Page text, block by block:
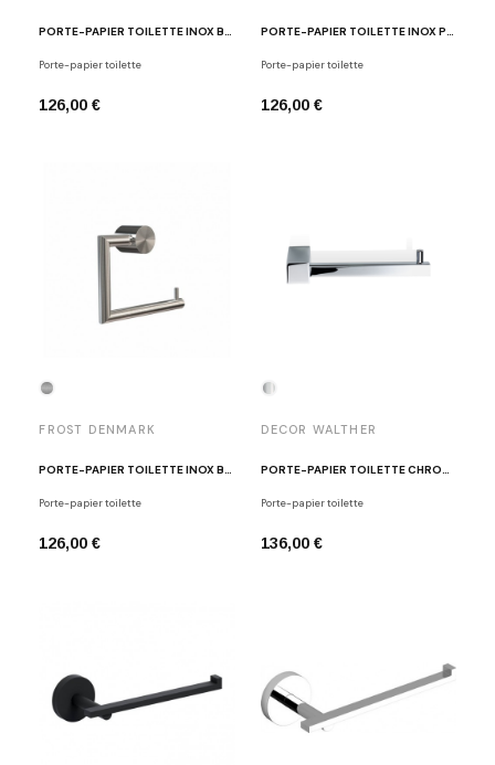
Porte-papier toilette
126,00 €
Porte-papier toilette
126,00 €
FROST DENMARK
PORTE-PAPIER TOILETTE INOX BROSSÉ N1909
Porte-papier toilette
126,00 €
DECOR WALTHER
PORTE-PAPIER TOILETTE CHROME POLI CO TPH1
Porte-papier toilette
136,00 €